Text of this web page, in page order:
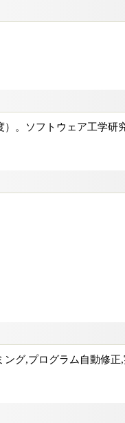
。ソフトウェア工学
グ,プログラム自動修